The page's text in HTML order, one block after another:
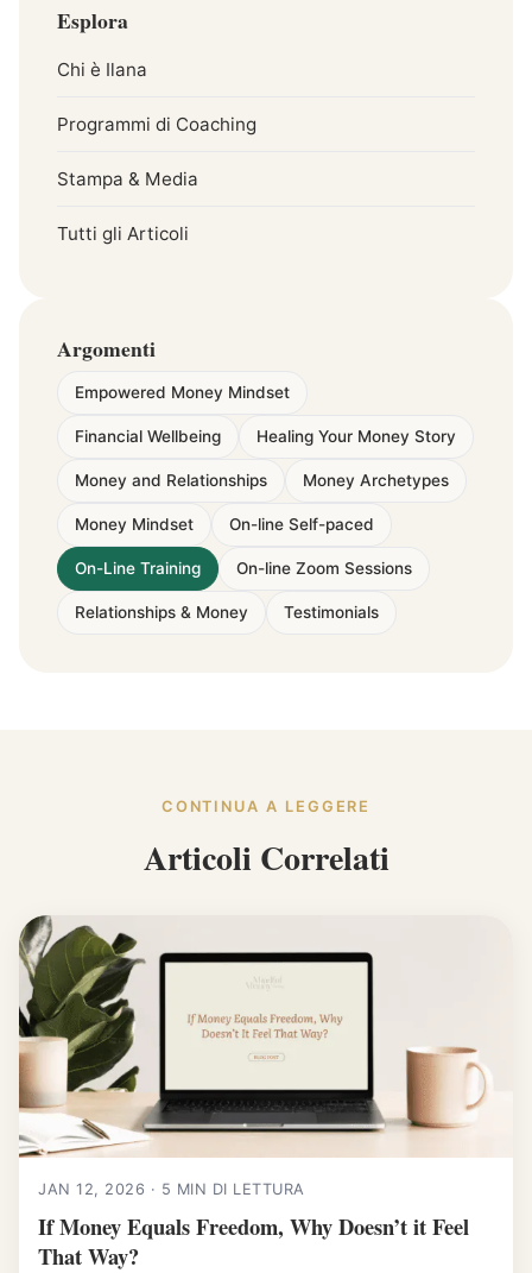
Esplora
Chi è Ilana
Programmi di Coaching
Stampa & Media
Tutti gli Articoli
Argomenti
Empowered Money Mindset
Financial Wellbeing Healing Your Money Story
Money and Relationships Money Archetypes
Money Mindset On-line Self-paced
On-Line Training On-line Zoom Sessions
Relationships & Money Testimonials
CONTINUA A LEGGERE
Articoli Correlati
JAN 12, 2026 · 5 MIN DI LETTURA
If Money Equals Freedom, Why Doesn’t it Feel
That Way?